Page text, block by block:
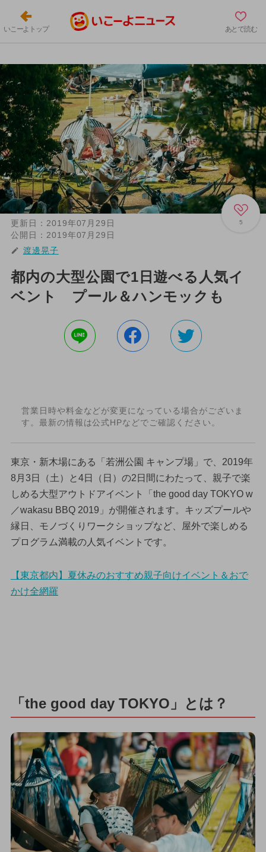
いこーよトップ あとで読む
5
更新日： 2019年07月29日
公開日： 2019年07月29日
渡邊晃子
都内の大型公園で1日遊べる人気イ
ベント プール＆ハンモックも
営業日時や料金などが変更になっている場合がございま
す。最新の情報は公式HPなどでご確認ください。
東京・新木場にある「若洲公園 キャンプ場」で、2019年
8月3日（土）と4日（日）の2日間にわたって、親子で楽
しめる大型アウトドアイベント「the good day TOKYO w
／wakasu BBQ 2019」が開催されます。キッズプールや
縁日、モノづくりワークショップなど、屋外で楽しめる
プログラム満載の人気イベントです。
【東京都内】夏休みのおすすめ親子向けイベント＆おで
かけ全網羅
「the good day TOKYO」とは？